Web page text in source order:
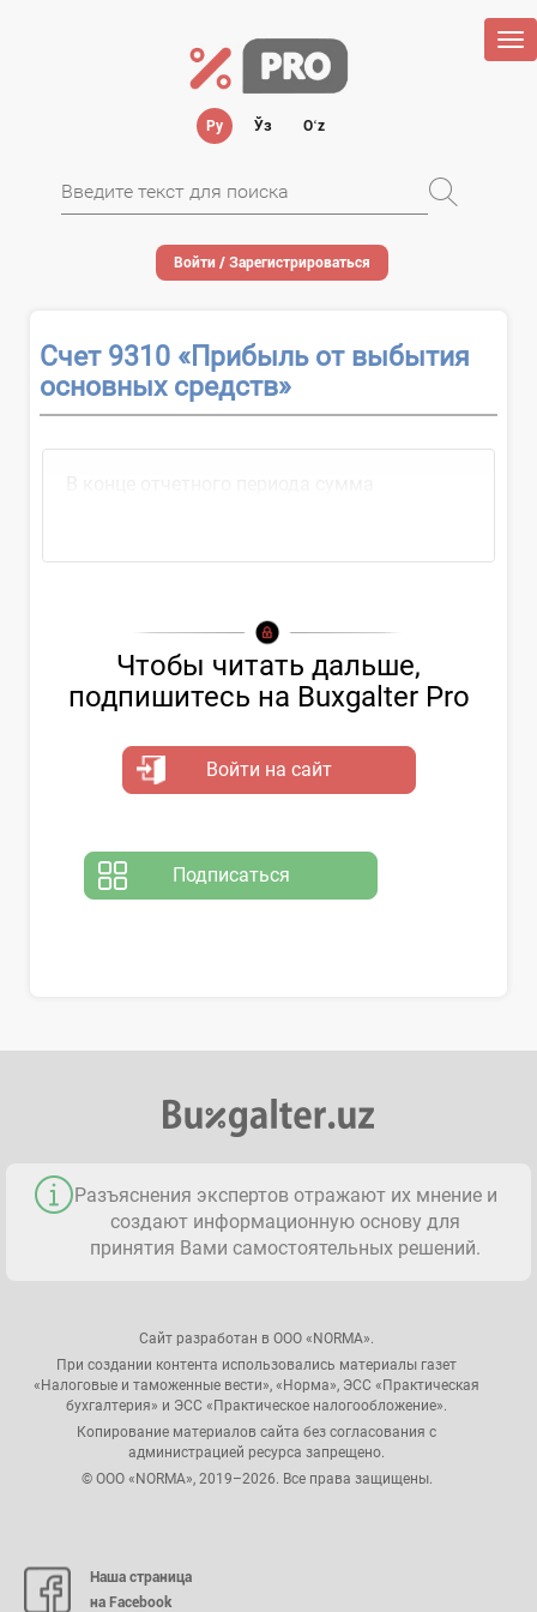
Ру Ўз Oʻz
Войти / Зарегистрироваться
Счет 9310 «Прибыль от выбытия
основных средств»
Чтобы читать дальше,
подпишитесь на Buxgalter Pro
Войти на сайт
Подписаться
Разъяснения экспертов отражают их мнение и
создают информационную основу для
принятия Вами самостоятельных решений.
Сайт разработан в ООО «NORMA».
При создании контента использовались материалы газет
«Налоговые и таможенные вести», «Норма», ЭСС «Практическая
бухгалтерия» и ЭСС «Практическое налогообложение».
Копирование материалов сайта без согласования с
администрацией ресурса запрещено.
© ООО «NORMA», 2019–2026. Все права защищены.
Наша страница
на Facebook